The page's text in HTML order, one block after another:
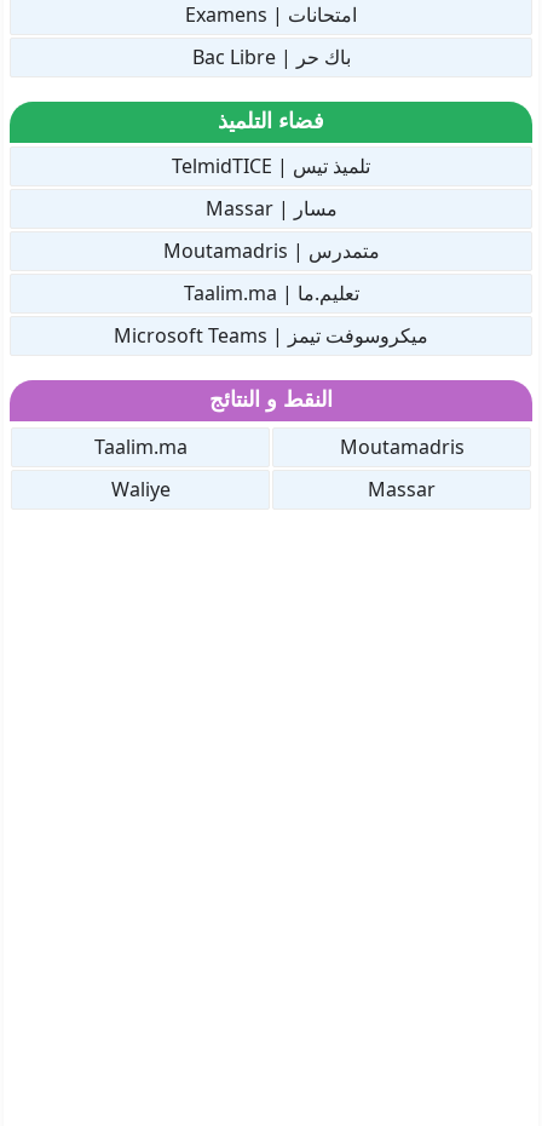
امتحانات | Examens
باك حر | Bac Libre
فضاء التلميذ
تلميذ تيس | TelmidTICE
مسار | Massar
متمدرس | Moutamadris
تعليم.ما | Taalim.ma
ميكروسوفت تيمز | Microsoft Teams
النقط و النتائج
Moutamadris
Taalim.ma
Massar
Waliye